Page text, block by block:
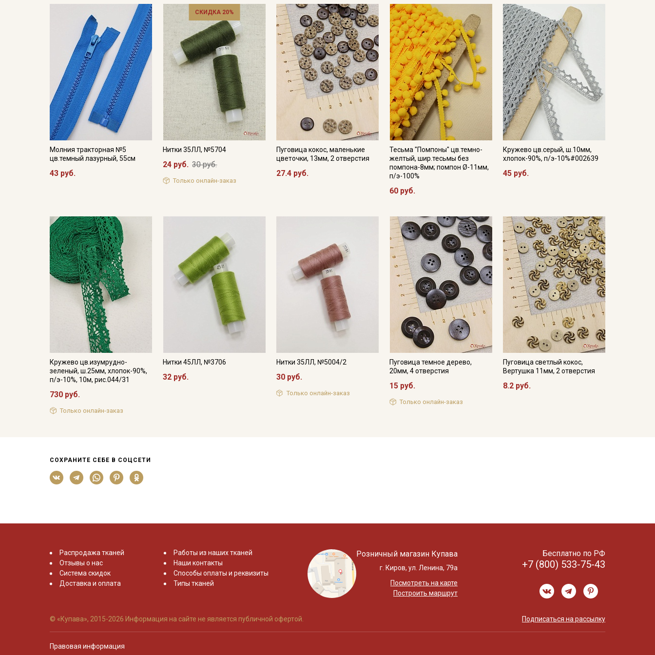
Молния тракторная №5
цв.темный лазурный, 55см
43 руб.
СКИДКА 20%
Нитки 35ЛЛ, №5704
24 руб. 30 руб.
Только онлайн-заказ
Пуговица кокос, маленькие
цветочки, 13мм, 2 отверстия
27.4 руб.
Тесьма "Помпоны" цв.темно-
желтый, шир.тесьмы без
помпона-8мм; помпон Ø-11мм,
п/э-100%
60 руб.
Кружево цв.серый, ш.10мм,
хлопок-90%, п/э-10%#002639
45 руб.
Кружево цв.изумрудно-
зеленый, ш.25мм, хлопок-90%,
п/э-10%, 10м, рис.044/31
730 руб.
Только онлайн-заказ
Нитки 45ЛЛ, №3706
32 руб.
Нитки 35ЛЛ, №5004/2
30 руб.
Только онлайн-заказ
Пуговица темное дерево,
20мм, 4 отверстия
15 руб.
Только онлайн-заказ
Пуговица светлый кокос,
Вертушка 11мм, 2 отверстия
8.2 руб.
СОХРАНИТЕ СЕБЕ В СОЦСЕТИ
Распродажа тканей
Отзывы о нас
Система скидок
Доставка и оплата
Работы из наших тканей
Наши контакты
Способы оплаты и реквизиты
Типы тканей
Розничный магазин Купава
г. Киров, ул. Ленина, 79а
Посмотреть на карте
Построить маршрут
Бесплатно по РФ
+7 (800) 533-75-43
© «Купава», 2015-2026 Информация на сайте не является публичной офертой. Подписаться на рассылку
Правовая информация
Электронная почта
Подписаться
Ознакомлен(а) с
Политикой обработки персональных
данных
Согласие на обработку персональных
данных
ДаюСогласие на получение рекламных и
информационных рассылок